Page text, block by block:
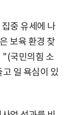
중 유세에 나
보육 환경 찾
"(국민의힘 소
일 욕심이 있